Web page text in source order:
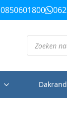
0850601800
Producten
zoeken